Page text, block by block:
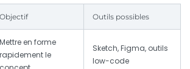
Objectif Outils possibles
Mettre en forme
rapidement le
Sketch, Figma, outils
low-code